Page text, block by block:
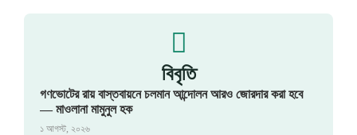
বিবৃতি
গণভোটের রায় বাস্তবায়নে চলমান আন্দোলন আরও জোরদার করা হবে
— মাওলানা মামুনুল হক
১ আগস্ট, ২০২৬